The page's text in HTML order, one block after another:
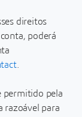
direitos
poderá
.
permitido pela
razoável para